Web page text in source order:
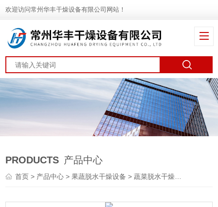
欢迎访问常州华丰干燥设备有限公司网站！
PRODUCTS 产品中心
首页> 产品中心 >果蔬脱水干燥设备 >蔬菜脱水干燥机